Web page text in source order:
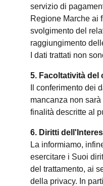
servizio di
Regione Marche ai
svolgimento del
raggiungimento
I dati trattati non
5. Facoltatività del
Il conferimento dei
mancanza non
finalità descritte al
6. Diritti
La informiamo,
esercitare i Suoi
del trattamento, ai
della privacy. In